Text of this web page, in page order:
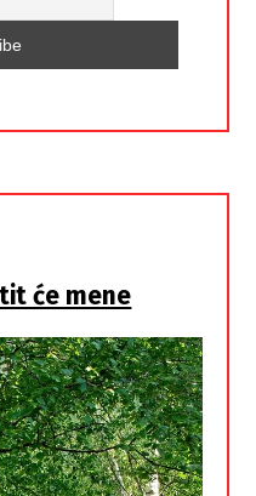
će mene